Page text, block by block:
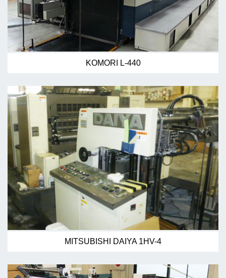
KOMORI L-440
MITSUBISHI DAIYA 1HV-4